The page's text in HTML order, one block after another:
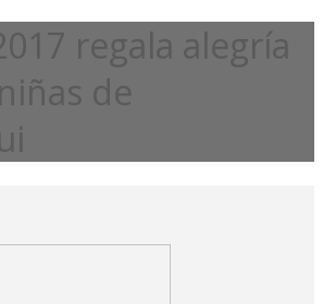
regala alegría
de